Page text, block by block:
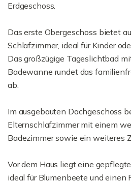
Erdgeschoss.
Das erste Obergeschoss bietet
Schlafzimmer, ideal für Kinder
Das großzügige Tageslichtbad
Badewanne rundet das
ab.
Im ausgebauten Dachgeschoss
Elternschlafzimmer mit einem
Badezimmer sowie ein weiteres
Vor dem Haus liegt eine
ideal für Blumenbeete und